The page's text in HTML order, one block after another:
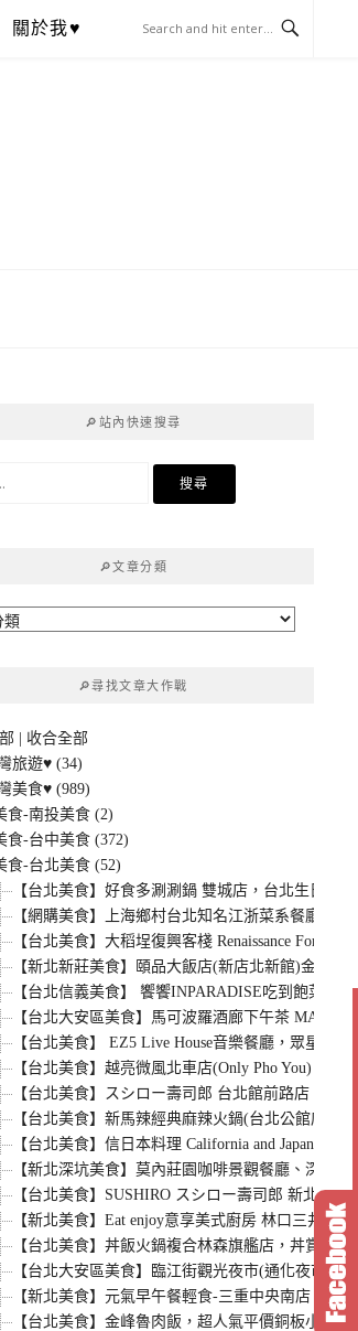
關於我♥
🔎站內快速搜尋
🔎文章分類
🔎尋找文章大作戰
收合全部
旅遊♥ (34)
美食♥ (989)
食-南投美食 (2)
食-台中美食 (372)
食-台北美食 (52)
【台北美食】好食多涮涮鍋 雙城店，台北生日優
【網購美食】上海鄉村台北知名江浙菜系餐廳，
【台北美食】大稻埕復興客棧 Renaissance
【新北新莊美食】頤品大飯店(新店北新館)金簦廳
【台北信義美食】 饗饗INPARADISE吃到飽菜色
【台北大安區美食】馬可波羅酒廊下午茶
【台北美食】 EZ5 Live House音樂餐廳，眾星雲
【台北美食】越亮微風北車店(Only Pho You)，夏
【台北美食】スシロー壽司郎 台北館前路店（台
【台北美食】新馬辣經典麻辣火鍋(台北公館店)，
【台北美食】信日本料理 California and Japanese
【新北深坑美食】莫內莊園咖啡景觀餐廳、深坑
【台北美食】SUSHIRO スシロー壽司郎 新北中
【新北美食】Eat enjoy意享美式廚房 林口三井店
【台北美食】丼飯火鍋複合林森旗艦店，丼賞和
【台北大安區美食】臨江街觀光夜市(通化夜市)超
【新北美食】元氣早午餐輕食-三重中央南店，美
【台北美食】金峰魯肉飯，超人氣平價銅板小吃